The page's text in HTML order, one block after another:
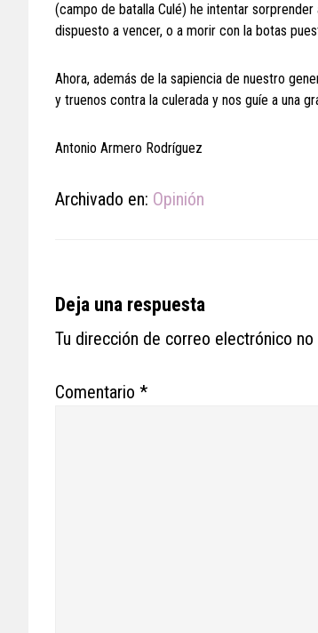
(campo de batalla Culé) he intentar
dispuesto a vencer, o a morir con la botas
Ahora, además de la sapiencia de nuestro
y truenos contra la culerada y nos guíe a una
Antonio Armero Rodríguez
Archivado en: Opinión
Reader
Interactions
Deja una respuesta
Tu dirección de correo electrónico no
Comentario *